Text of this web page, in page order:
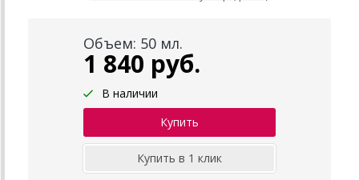
Объем: 50 мл.
1 840 руб.
В наличии